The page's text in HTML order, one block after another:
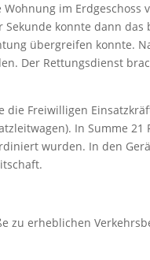
im Erdgeschoss
konnte dann das
übergreifen konnte.
Der Rettungsdienst
die Freiwilligen
In Summe 21
wurden. In den
zu erheblichen